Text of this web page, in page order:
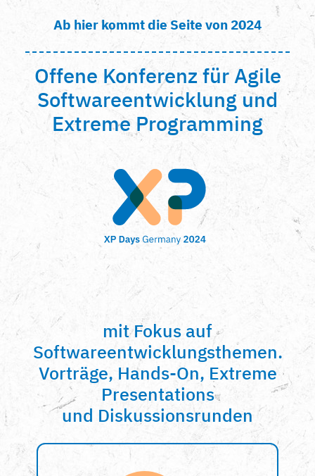
Ab hier kommt die Seite von 2024
Offene Konferenz für Agile
Softwareentwicklung und
Extreme Programming
mit Fokus auf
Softwareentwicklungsthemen.
Vorträge, Hands-On, Extreme
Presentations
und Diskussionsrunden